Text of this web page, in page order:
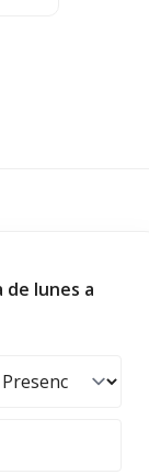
de lunes a